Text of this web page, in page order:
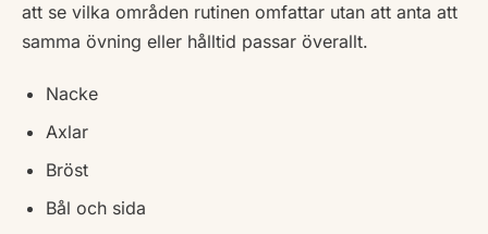
att se vilka områden rutinen omfattar utan att anta att
samma övning eller hålltid passar överallt.
Nacke
Axlar
Bröst
Bål och sida